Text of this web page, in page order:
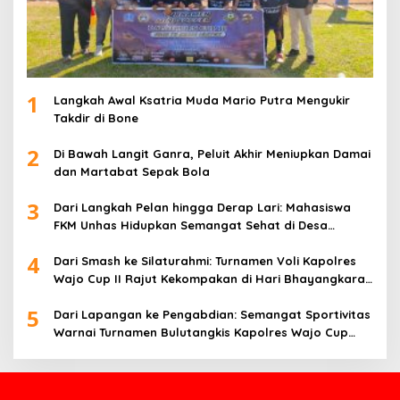
1
Langkah Awal Ksatria Muda Mario Putra Mengukir
Takdir di Bone
2
Di Bawah Langit Ganra, Peluit Akhir Meniupkan Damai
dan Martabat Sepak Bola
3
Dari Langkah Pelan hingga Derap Lari: Mahasiswa
FKM Unhas Hidupkan Semangat Sehat di Desa
4
Dari Smash ke Silaturahmi: Turnamen Voli Kapolres
Wajo Cup II Rajut Kekompakan di Hari Bhayangkara
5
Dari Lapangan ke Pengabdian: Semangat Sportivitas
Warnai Turnamen Bulutangkis Kapolres Wajo Cup